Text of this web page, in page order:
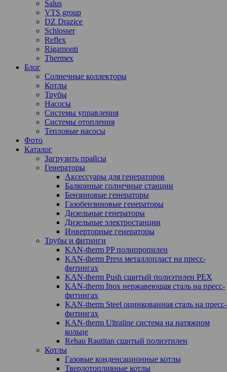
Salus
VTS group
DZ Drazice
Schlosser
Reflex
Rigamonti
Thermex
Блог
Солнечные коллекторы
Котлы
Трубы
Насосы
Системы управления
Системы отопления
Тепловые насосы
Фото
Каталог
Загрузить прайсы
Генераторы
Аксессуары для генераторов
Балконные солнечные станции
Бензиновые генераторы
Газобензиновые генераторы
Дизельные генераторы
Дизельные электростанции
Инверторные генераторы
Трубы и фитинги
KAN-therm PP полипропилен
KAN-therm Рress металлопласт на пресс-
фитингах
KAN-therm Push сшитый полиэтилен PEX
KAN-therm Inox нержавеющая сталь на пресс-
фитингах
KAN-therm Steel оцинкованная сталь на пресс-
фитингах
KAN-therm Ultraline система на натяжном
кольце
Rehau Rautitan сшитый полиэтилен
Котлы
Газовые конденсационные котлы
Твердотопливные котлы